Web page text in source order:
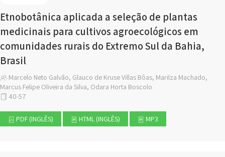
Etnobotânica aplicada a seleção de plantas
medicinais para cultivos agroecológicos em
comunidades rurais do Extremo Sul da Bahia,
Brasil
Marcelo Neto Galvão, Glauco de Kruse Villas Bôas, Marilza Machado,
Marcus Felipe Oliveira da Silva, Odara Horta Boscolo
40-57
PDF (INGLÊS) HTML (INGLÊS) MP3